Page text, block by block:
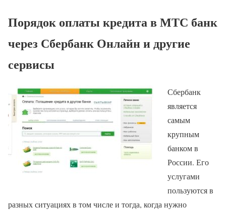
Порядок оплаты кредита в МТС банк
через Сбербанк Онлайн и другие
сервисы
Сбербанк
является
самым
крупным
банком в
России. Его
услугами
пользуются в
разных ситуациях в том числе и тогда, когда нужно